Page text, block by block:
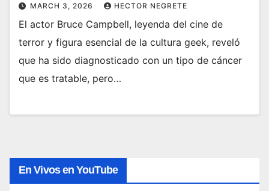
MARCH 3, 2026 HECTOR NEGRETE
El actor Bruce Campbell, leyenda del cine de
terror y figura esencial de la cultura geek, reveló
que ha sido diagnosticado con un tipo de cáncer
que es tratable, pero…
En Vivos en YouTube